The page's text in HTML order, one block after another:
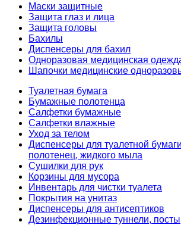
Маски защитные
Защита глаз и лица
Защита головы
Бахилы
Диспенсеры для бахил
Одноразовая медицинская
Шапочки медицинские
Туалетная бумага
Бумажные полотенца
Салфетки бумажные
Салфетки влажные
Уход за телом
Диспенсеры для туалетной
полотенец, жидкого мыла
Сушилки для рук
Корзины для мусора
Инвентарь для чистки туалета
Покрытия на унитаз
Диспенсеры для антисептиков
Дезинфекционные туннели, посты